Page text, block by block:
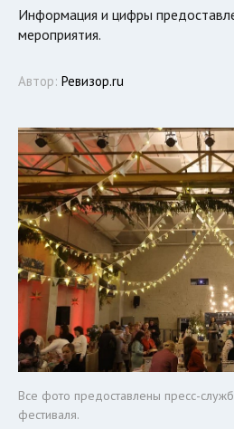
Информация и цифры
мероприятия.
Автор: Ревизор.ru
Все фото предоставлены пресс-
фестиваля.